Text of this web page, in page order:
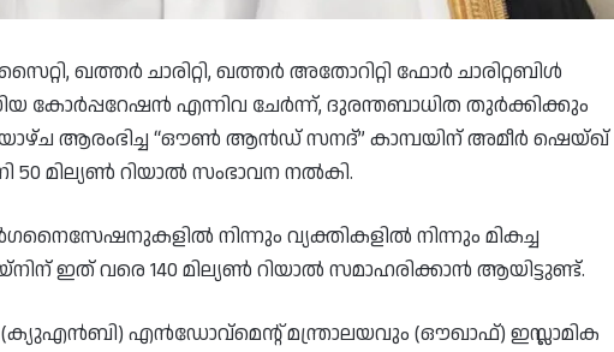
ഖത്തർ ചാരിറ്റി, ഖത്തർ അതോറിറ്റി ഫോർ ചാരിറ്റബിൾ
കോർപ്പറേഷൻ എന്നിവ ചേർന്ന്, ദുരന്തബാധിത തുർക്കിക്കും
ആരംഭിച്ച “ഔൺ ആൻഡ് സനദ്” കാമ്പയിന് അമീർ ഷെയ്ഖ്
മില്യൺ റിയാൽ സംഭാവന നൽകി.
നിന്നും വ്യക്തികളിൽ നിന്നും മികച്ച
ഇത് വരെ 140 മില്യൺ റിയാൽ സമാഹരിക്കാൻ ആയിട്ടുണ്ട്.
എൻഡോവ്‌മെന്റ് മന്ത്രാലയവും (ഔഖാഫ്) ഇസ്ലാമിക